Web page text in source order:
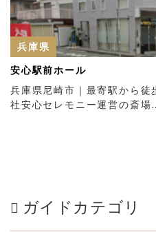
兵庫県
安心駅前ホール
兵庫県尼崎市｜最寄駅から
社安心セレモニー運営の斎場
ガイドカテゴリ